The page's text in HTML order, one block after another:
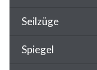
Seilzüge
Spiegel